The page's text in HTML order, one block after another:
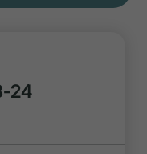
24